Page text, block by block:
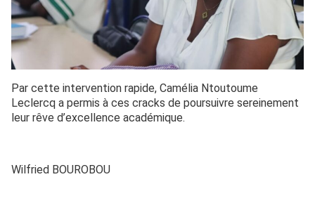
Par cette intervention rapide, Camélia Ntoutoume
Leclercq a permis à ces cracks de poursuivre sereinement
leur rêve d’excellence académique.
Wilfried BOUROBOU